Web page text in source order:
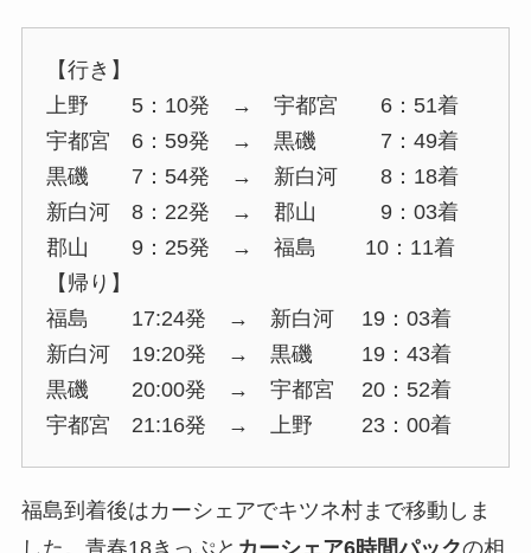
【行き】
上野 5：10発 → 宇都宮 6：51着
宇都宮 6：59発 → 黒磯 7：49着
黒磯 7：54発 → 新白河 8：18着
新白河 8：22発 → 郡山 9：03着
郡山 9：25発 → 福島 10：11着
【帰り】
福島 17:24発 → 新白河 19：03着
新白河 19:20発 → 黒磯 19：43着
黒磯 20:00発 → 宇都宮 20：52着
宇都宮 21:16発 → 上野 23：00着
福島到着後はカーシェアでキツネ村まで移動しま
した。青春18きっぷと カーシェア6時間パックの相